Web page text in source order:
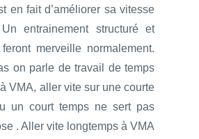
en fait d’améliorer sa vitesse
entrainement structuré et
merveille normalement.
on parle de travail de temps
VMA, aller vite sur une courte
un court temps ne sert pas
. Aller vite longtemps à VMA